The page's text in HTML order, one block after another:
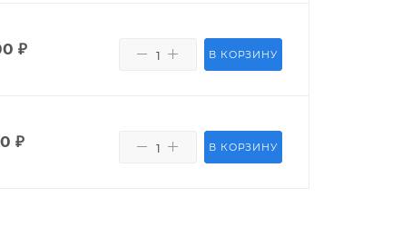
₽ В КОРЗИНУ
₽ В КОРЗИНУ